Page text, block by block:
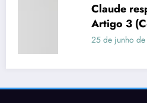
Claude respondeu:
Artigo 3 (Consórcio vs
25 de junho de 2026 Rafael Ramos